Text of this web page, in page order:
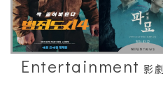
Entertainment 影